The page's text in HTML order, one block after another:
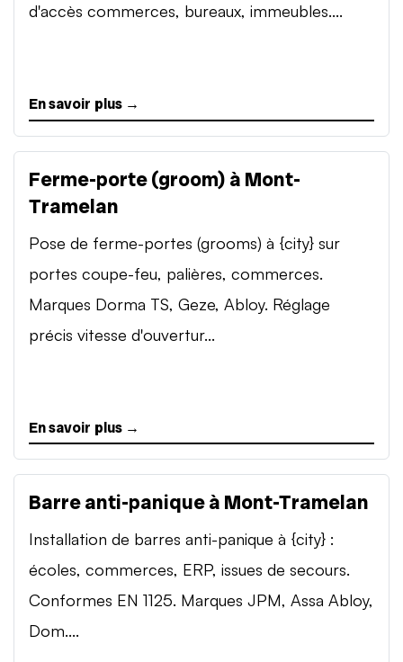
d'accès commerces, bureaux, immeubles....
En savoir plus →
Ferme-porte (groom) à Mont-
Tramelan
Pose de ferme-portes (grooms) à {city} sur
portes coupe-feu, palières, commerces.
Marques Dorma TS, Geze, Abloy. Réglage
précis vitesse d'ouvertur...
En savoir plus →
Barre anti-panique à Mont-Tramelan
Installation de barres anti-panique à {city} :
écoles, commerces, ERP, issues de secours.
Conformes EN 1125. Marques JPM, Assa Abloy,
Dom....